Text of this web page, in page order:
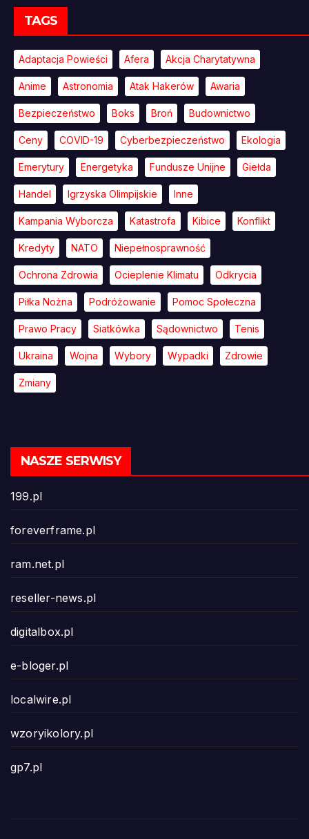
TAGS
Adaptacja Powieści Afera Akcja Charytatywna
Anime Astronomia Atak Hakerów Awaria
Bezpieczeństwo Boks Broń Budownictwo
Ceny COVID-19 Cyberbezpieczeństwo Ekologia
Emerytury Energetyka Fundusze Unijne Giełda
Handel Igrzyska Olimpijskie Inne
Kampania Wyborcza Katastrofa Kibice Konflikt
Kredyty NATO Niepełnosprawność
Ochrona Zdrowia Ocieplenie Klimatu Odkrycia
Piłka Nożna Podróżowanie Pomoc Społeczna
Prawo Pracy Siatkówka Sądownictwo Tenis
Ukraina Wojna Wybory Wypadki Zdrowie
Zmiany
NASZE SERWISY
199.pl
foreverframe.pl
ram.net.pl
reseller-news.pl
digitalbox.pl
e-bloger.pl
localwire.pl
wzoryikolory.pl
gp7.pl